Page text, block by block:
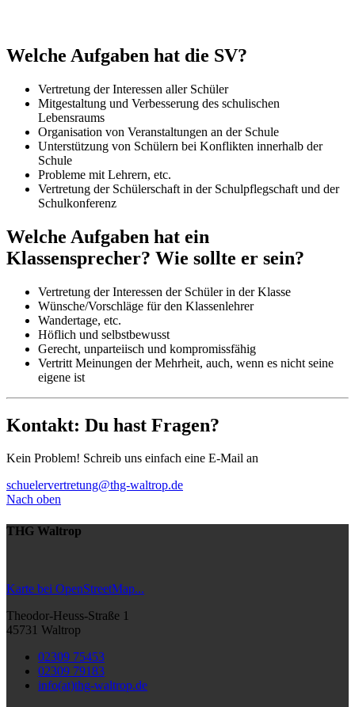
Welche Aufgaben hat die SV?
Vertretung der Interessen aller Schüler
Mitgestaltung und Verbesserung des schulischen
Lebensraums
Organisation von Veranstaltungen an der Schule
Unterstützung von Schülern bei Konflikten innerhalb der
Schule
Probleme mit Lehrern, etc.
Vertretung der Schülerschaft in der Schulpflegschaft und der
Schulkonferenz
Welche Aufgaben hat ein
Klassensprecher? Wie sollte er sein?
Vertretung der Interessen der Schüler in der Klasse
Wünsche/Vorschläge für den Klassenlehrer
Wandertage, etc.
Höflich und selbstbewusst
Gerecht, unparteiisch und kompromissfähig
Vertritt Meinungen der Mehrheit, auch, wenn es nicht seine
eigene ist
Kontakt: Du hast Fragen?
Kein Problem! Schreib uns einfach eine E-Mail an
schuelervertretung@thg-waltrop.de
Nach oben
THG Waltrop
Karte bei OpenStreetMap...
Theodor-Heuss-Straße 1
45731 Waltrop
02309 75453
02309 79183
info(at)thg-waltrop.de